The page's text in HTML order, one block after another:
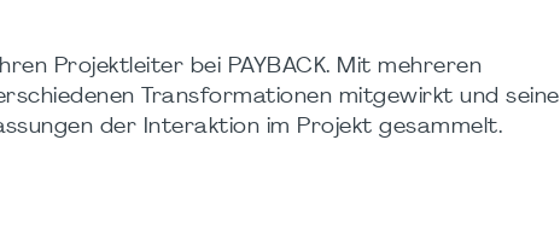
Projektleiter bei PAYBACK. Mit mehreren
Transformationen mitgewirkt und seine
der Interaktion im Projekt gesammelt.